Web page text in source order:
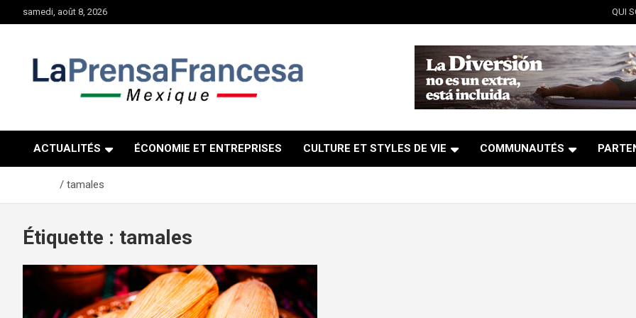
au
samedi, août 8, 2026 QUI
ACTUALITÉS ÉCONOMIE ET ENTREPRISES CULTURE ET STYLES DE VIE COMMUNAUTÉS
tamales
Étiquette : tamales